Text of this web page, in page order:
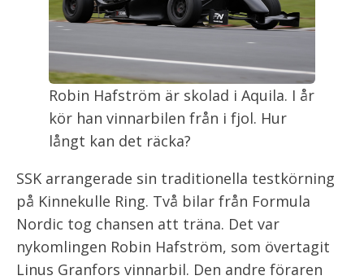
Robin Hafström är skolad i Aquila. I år
kör han vinnarbilen från i fjol. Hur
långt kan det räcka?
SSK arrangerade sin traditionella testkörning
på Kinnekulle Ring. Två bilar från Formula
Nordic tog chansen att träna. Det var
nykomlingen Robin Hafström, som övertagit
Linus Granfors vinnarbil. Den andre föraren